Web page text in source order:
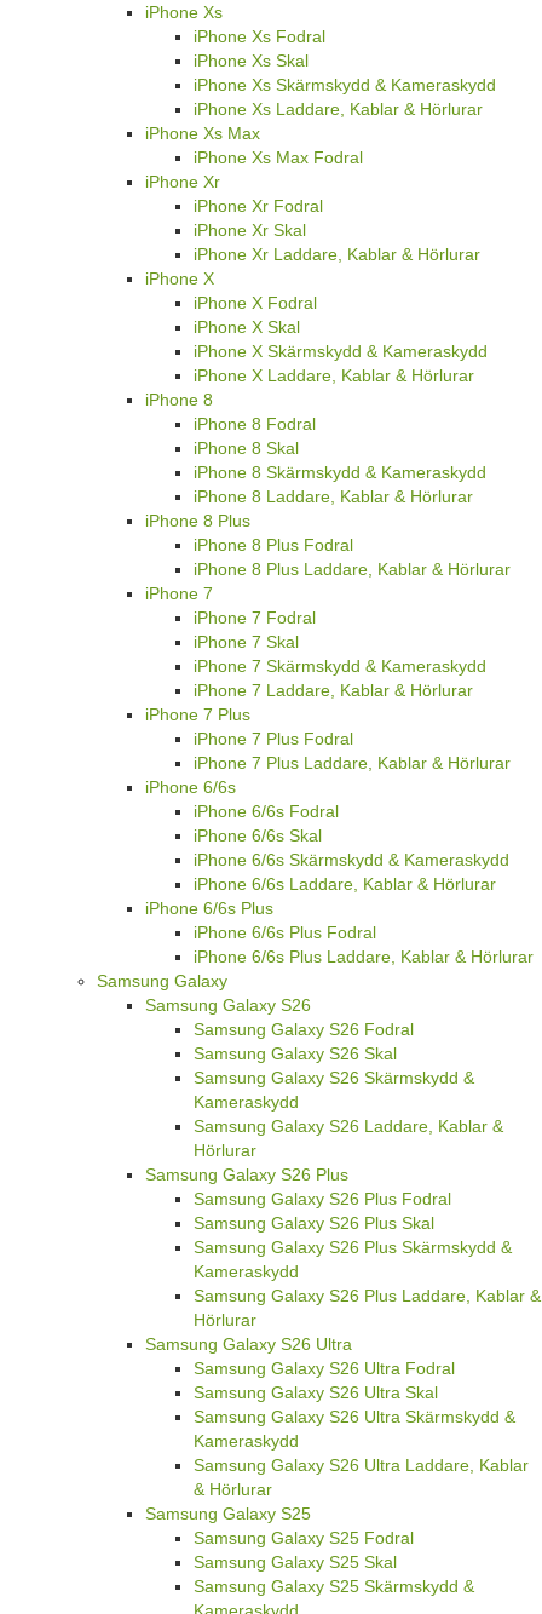
iPhone Xs
iPhone Xs Fodral
iPhone Xs Skal
iPhone Xs Skärmskydd & Kameraskydd
iPhone Xs Laddare, Kablar & Hörlurar
iPhone Xs Max
iPhone Xs Max Fodral
iPhone Xr
iPhone Xr Fodral
iPhone Xr Skal
iPhone Xr Laddare, Kablar & Hörlurar
iPhone X
iPhone X Fodral
iPhone X Skal
iPhone X Skärmskydd & Kameraskydd
iPhone X Laddare, Kablar & Hörlurar
iPhone 8
iPhone 8 Fodral
iPhone 8 Skal
iPhone 8 Skärmskydd & Kameraskydd
iPhone 8 Laddare, Kablar & Hörlurar
iPhone 8 Plus
iPhone 8 Plus Fodral
iPhone 8 Plus Laddare, Kablar & Hörlurar
iPhone 7
iPhone 7 Fodral
iPhone 7 Skal
iPhone 7 Skärmskydd & Kameraskydd
iPhone 7 Laddare, Kablar & Hörlurar
iPhone 7 Plus
iPhone 7 Plus Fodral
iPhone 7 Plus Laddare, Kablar & Hörlurar
iPhone 6/6s
iPhone 6/6s Fodral
iPhone 6/6s Skal
iPhone 6/6s Skärmskydd & Kameraskydd
iPhone 6/6s Laddare, Kablar & Hörlurar
iPhone 6/6s Plus
iPhone 6/6s Plus Fodral
iPhone 6/6s Plus Laddare, Kablar & Hörlurar
Samsung Galaxy
Samsung Galaxy S26
Samsung Galaxy S26 Fodral
Samsung Galaxy S26 Skal
Samsung Galaxy S26 Skärmskydd &
Kameraskydd
Samsung Galaxy S26 Laddare, Kablar &
Hörlurar
Samsung Galaxy S26 Plus
Samsung Galaxy S26 Plus Fodral
Samsung Galaxy S26 Plus Skal
Samsung Galaxy S26 Plus Skärmskydd &
Kameraskydd
Samsung Galaxy S26 Plus Laddare, Kablar &
Hörlurar
Samsung Galaxy S26 Ultra
Samsung Galaxy S26 Ultra Fodral
Samsung Galaxy S26 Ultra Skal
Samsung Galaxy S26 Ultra Skärmskydd &
Kameraskydd
Samsung Galaxy S26 Ultra Laddare, Kablar
& Hörlurar
Samsung Galaxy S25
Samsung Galaxy S25 Fodral
Samsung Galaxy S25 Skal
Samsung Galaxy S25 Skärmskydd &